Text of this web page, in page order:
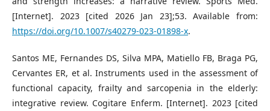
[Internet]. 2023 [cited 2026 Jan 23];53. Available from:
https://doi.org/10.1007/s40279-023-01898-x.
Santos ME, Fernandes DS, Silva MPA, Matiello FB, Braga PG,
Cervantes ER, et al. Instruments used in the assessment of
functional capacity, frailty and sarcopenia in the elderly:
integrative review. Cogitare Enferm. [Internet]. 2023 [cited